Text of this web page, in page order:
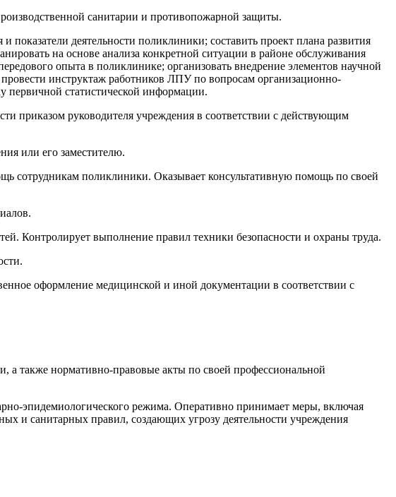
санитарии и противопожарной защиты.
деятельности поликлиники; составить проект плана развития
на основе анализа конкретной ситуации в районе обслуживания
опыта в поликлинике; организовать внедрение элементов научной
инструктаж работников ЛПУ по вопросам организационно-
первичной статистической информации.
приказом руководителя учреждения в соответствии с действующим
или его заместителю.
сотрудникам поликлиники. Оказывает консультативную помощь по своей
Контролирует выполнение правил техники безопасности и охраны труда.
оформление медицинской и иной документации в соответствии с
а также нормативно-правовые акты по своей профессиональной
эпидемиологического режима. Оперативно принимает меры, включая
и санитарных правил, создающих угрозу деятельности учреждения